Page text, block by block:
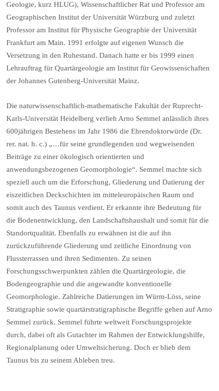
Geologie, kurz HLUG), Wissenschaftlicher Rat und Professor am
Geographischen Institut der Universität Würzburg und zuletzt
Professor am Institut für Physische Geographie der Universität
Frankfurt am Main. 1991 erfolgte auf eigenen Wunsch die
Versetzung in den Ruhestand. Danach hatte er bis 1999 einen
Lehrauftrag für Quartärgeologie am Institut für Geowissenschaften
der Johannes Gutenberg-Universität Mainz.
Die naturwissenschaftlich-mathematische Fakultät der Ruprecht-
Karls-Universität Heidelberg verlieh Arno Semmel anlässlich ihres
600jährigen Bestehens im Jahr 1986 die Ehrendoktorwürde (Dr.
rer. nat. h. c.) „…für seine grundlegenden und wegweisenden
Beiträge zu einer ökologisch orientierten und
anwendungsbezogenen Geomorphologie“. Semmel machte sich
speziell auch um die Erforschung, Gliederung und Datierung der
eiszeitlichen Deckschichten im mitteleuropäischen Raum und
somit auch des Taunus verdient. Er erkannte ihre Bedeutung für
die Bodenentwicklung, den Landschaftshaushalt und somit für die
Standortqualität. Ebenfalls zu erwähnen ist die auf ihn
zurückzuführende Gliederung und zeitliche Einordnung von
Flussterrassen und ihren Sedimenten. Zu seinen
Forschungsschwerpunkten zählen die Quartärgeologie, die
Bodengeographie und die angewandte konventionelle
Geomorphologie. Zahlreiche Datierungen im Würm-Löss, seine
Stratigraphie sowie quartärstratigraphische Begriffe gehen auf Arno
Semmel zurück. Semmel führte weltweit Forschungsprojekte
durch, dabei oft als Gutachter im Rahmen der Entwicklungshilfe,
Regionalplanung oder Umweltsicherung. Doch er blieb dem
Taunus bis zu seinem Ableben treu.